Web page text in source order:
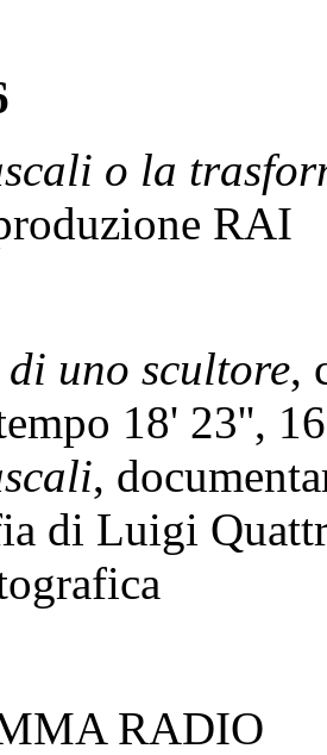
o la
RAI
uno scultore,
18' 23'',
,
di Luigi
RADIO